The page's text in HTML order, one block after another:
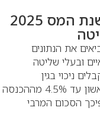
הפרשות לקרן השתלמות בשנת המס 2025
המס 2025 אנו מביאים את הנתונים
ובעלי שליטה
בגין
הפרשה לקרן השתלמות החל מהשקל הראשון עד 4.5% מההכנסה
ש"ח. לפיכך הסכום המרבי